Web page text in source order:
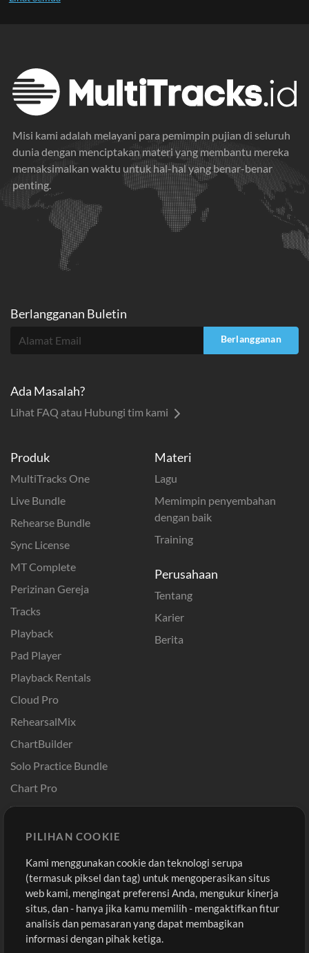
Misi kami adalah melayani para pemimpin pujian di seluruh
dunia dengan menciptakan materi yang membantu mereka
memaksimalkan waktu untuk hal-hal yang benar-benar
penting.
Produk
MultiTracks One
Live Bundle
Rehearse Bundle
Sync License
MT Complete
Perizinan Gereja
Tracks
Playback
Pad Player
Playback Rentals
Cloud Pro
RehearsalMix
ChartBuilder
Solo Practice Bundle
Chart Pro
Template ProPresenter
Sound
Materi
Lagu
Memimpin penyembahan
dengan baik
Training
Perusahaan
Tentang
Karier
Berita
Pembelian
Beli Kredit
Konten Gratis
Permintaan Lagu
Akun
Masuk
Daftar
Lihat Keranjang
Berlangganan Buletin
Berlangganan
Ada Masalah?
Lihat FAQ atau Hubungi tim kami
PILIHAN COOKIE
Kami menggunakan cookie dan teknologi serupa
(termasuk piksel dan tag) untuk mengoperasikan situs
web kami, mengingat preferensi Anda, mengukur kinerja
situs, dan - hanya jika kamu memilih - mengaktifkan fitur
analisis dan pemasaran yang dapat membagikan
informasi dengan pihak ketiga.